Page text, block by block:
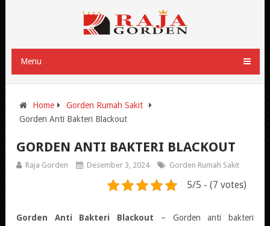
Menu
Home
Gorden Rumah Sakit
Gorden Anti Bakteri Blackout
GORDEN ANTI BAKTERI BLACKOUT
Raja Gorden Desember 3, 2024 Gorden Rumah Sakit
5/5 - (7 votes)
Gorden Anti Bakteri Blackout – Gorden anti bakteri